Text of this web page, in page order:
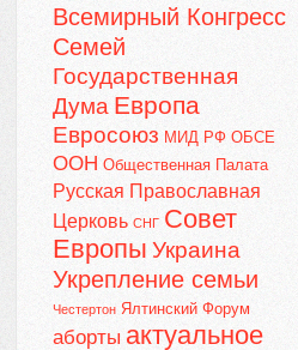
Всемирный Конгресс
Семей
Государственная
Дума Европа
Евросоюз МИД РФ ОБСЕ
ООН Общественная Палата
Русская Православная
Церковь СНГ Совет
Европы Украина
Укрепление семьи
Честертон Ялтинский Форум
аборты актуальное